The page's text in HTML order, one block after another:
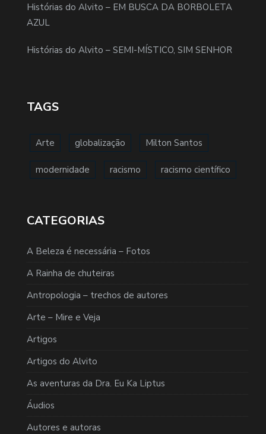
Histórias do Alvito – EM BUSCA DA BORBOLETA
AZUL
Histórias do Alvito – SEMI-MÍSTICO, SIM SENHOR
TAGS
Arte globalização Milton Santos
modernidade racismo racismo científico
CATEGORIAS
A Beleza é necessária – Fotos
A Rainha de chuteiras
Antropologia – trechos de autores
Arte – Mire e Veja
Artigos
Artigos do Alvito
As aventuras da Dra. Eu Ka Liptus
Áudios
Autores e autoras